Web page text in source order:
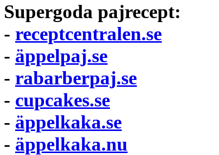
Supergoda pajrecept:
- receptcentralen.se
- äppelpaj.se
- rabarberpaj.se
- cupcakes.se
- äppelkaka.se
- äppelkaka.nu